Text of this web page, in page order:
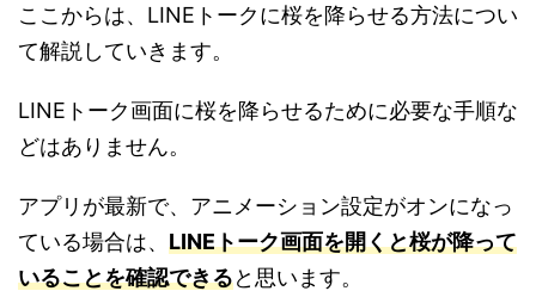
ここからは、LINEトークに桜を降らせる方法につい
て解説していきます。
LINEトーク画面に桜を降らせるために必要な手順な
どはありません。
アプリが最新で、アニメーション設定がオンになっ
ている場合は、 LINEトーク画面を開くと桜が降って
いることを確認できると思います。